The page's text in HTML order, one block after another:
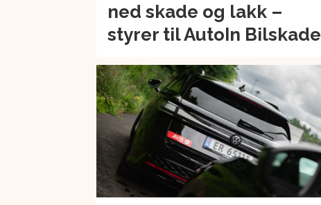
ned skade og lakk –
styrer til AutoIn Bilskade